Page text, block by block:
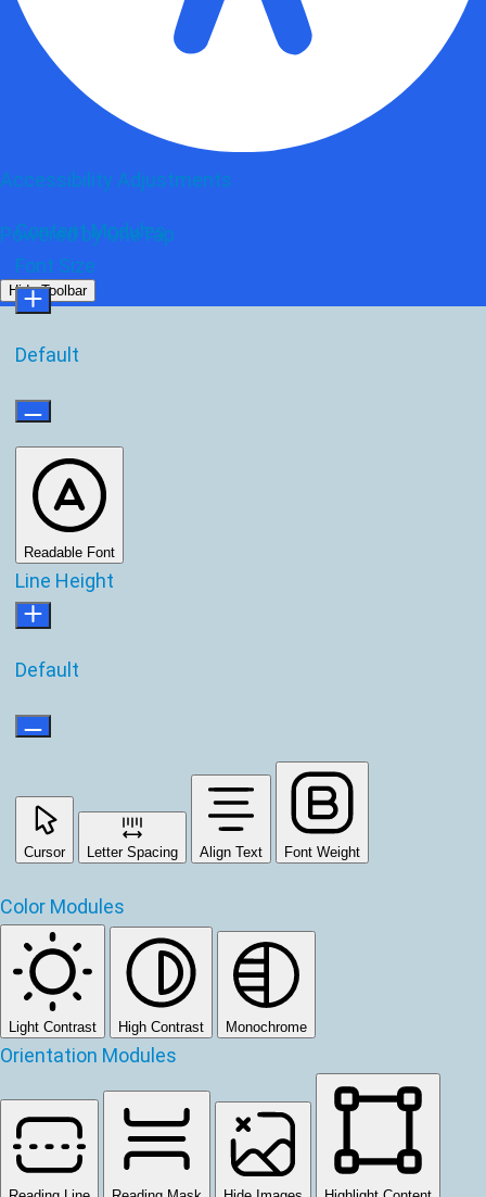
Accessibility Adjustments
Powered byOneTap
Hide Toolbar
Content Modules
Font Size
Default
Readable Font
Line Height
Default
Cursor Letter Spacing Align Text Font Weight
Color Modules
Light Contrast High Contrast Monochrome
Orientation Modules